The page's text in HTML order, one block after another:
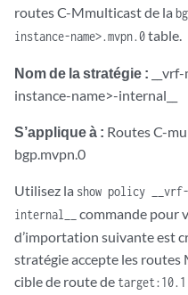
routes C-Mmulticast de la
instance-name>.mvpn.0table.
Nom de la stratégie :
instance-name>-internal__
S’applique à : Routes C-
bgp.mvpn.0
Utilisez la show policy __vrf-
internal__
commande pour
d’importation suivante est
stratégie accepte les
cible de route de